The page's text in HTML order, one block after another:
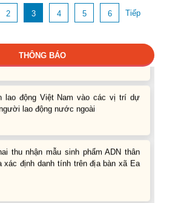
2 3 4 5 6 Tiếp
THÔNG BÁO
theo hợp đồng
lao động nước ngoài
xác định danh tính trên địa bàn xã Ea